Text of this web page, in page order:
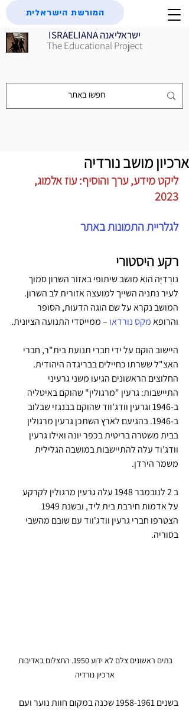
ISRAELIANA ישראליאנה
The Educational Project
המורשת הישראלית
ארכיון מושב נורדיה
ליקט מידע, ערך והוסיף: עוז אלמוג,
2023
לגלריית התמונות באתר
רקע היסטורי
נוֹרְדִיָּה הוא מושב שיתופי באזור השרון סמוך
לעיר נתניה השייך למועצה אזורית לב השרון.
המושב נקרא על שם הוגה הדעות, הסופר
והרופא מקס נורדאו – ממייסדי התנועה הציונית.
היישוב הוקם על ידי חברי תנועת בית"ר, חברי
האצ"ל ששרתו כחיילים בבריגדה היהודית.
החלוצים הראשונים הגיעו משני גרעיני
התיישבות: גרעין "מרגולין" שהוקם באיטליה
ב-1946 וגרעין וודג'ווד שהוקם בבנגזי שבלוב
ב-1946. בהגיעם לארץ השתכן גרעין מרגולין
בבית משטרה בריטית בכפר יונה ואילו גרעין
וודג'וד עלה להתיישבות במושבה הגלילית
משמר הירדן.
ב 2 לנובמבר 1948 עלה גרעין מרגולין לקרקע
הצטרפו חברי גרעין וודג'ווד עם שובם מהשבי
בסוריה.
בתים ראשונים צלם לא ידוע 1950. התצלום באדיבות
ארכיון נורדיה
בשנים 1958-1961 שכנה במקום חוות נוער ועם